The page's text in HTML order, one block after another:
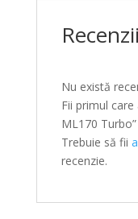
Recenzii
Nu există
Fii primul
ML170 Turbo”
Trebuie să fii
recenzie.